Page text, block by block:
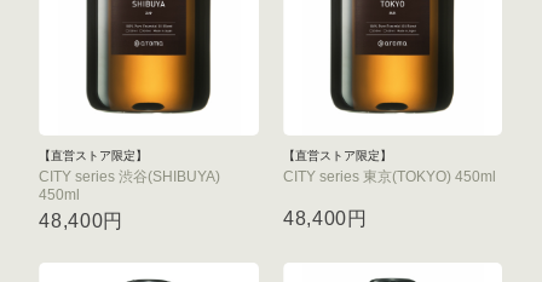
【直営ストア限定】
CITY series 渋谷(SHIBUYA)
450ml
48,400円
【直営ストア限定】
CITY series 東京(TOKYO) 450ml
48,400円